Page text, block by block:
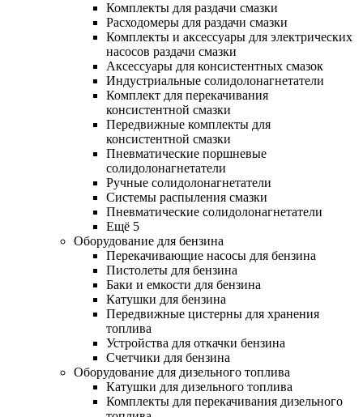
Комплекты для раздачи смазки
Расходомеры для раздачи смазки
Комплекты и аксессуары для электрических
насосов раздачи смазки
Аксессуары для консистентных смазок
Индустриальные солидолонагнетатели
Комплект для перекачивания
консистентной смазки
Передвижные комплекты для
консистентной смазки
Пневматические поршневые
солидолонагнетатели
Ручные солидолонагнетатели
Системы распыления смазки
Пневматические солидолонагнетатели
Ещё 5
Оборудование для бензина
Перекачивающие насосы для бензина
Пистолеты для бензина
Баки и емкости для бензина
Катушки для бензина
Передвижные цистерны для хранения
топлива
Устройства для откачки бензина
Счетчики для бензина
Оборудование для дизельного топлива
Катушки для дизельного топлива
Комплекты для перекачивания дизельного